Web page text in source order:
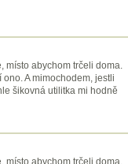
abychom trčeli doma.
A mimochodem, jestli
šikovná utilitka mi hodně
abychom trčeli doma.